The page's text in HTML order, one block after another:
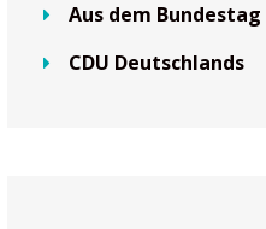
Aus dem Bundestag
CDU Deutschlands